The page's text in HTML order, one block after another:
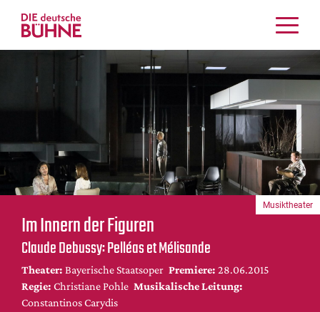
Kritiken
Schauspiel
Crossover
Bühnenwelt
Festivals & Veranstaltungen
Menschen & Theater
Themen
Internationales
Nachrufe
Medientipps
Im Innern der Figuren
Claude Debussy: Pelléas et Mélisande
Theater: Bayerische Staatsoper Premiere: 28.06.2015
Regie: Christiane Pohle Musikalische Leitung:
Constantinos Carydis
Musiktheater